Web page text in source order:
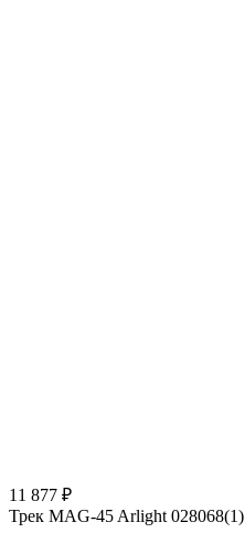
11 877 ₽
Трек MAG-45 Arlight 028068(1)